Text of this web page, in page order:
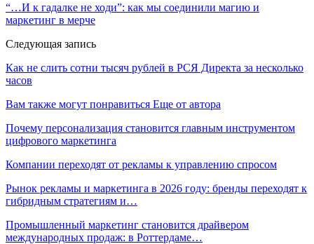
“…И к гадалке не ходи”: как мы соединили магию и
маркетинг в мерче
Следующая запись
Как не слить сотни тысяч рублей в РСЯ Директа за несколько
часов
Вам также могут понравиться Еще от автора
Почему персонализация становится главным инструментом
цифрового маркетинга
Компании переходят от рекламы к управлению спросом
Рынок рекламы и маркетинга в 2026 году: бренды переходят к
гибридным стратегиям и…
Промышленный маркетинг становится драйвером
международных продаж: в Роттердаме…